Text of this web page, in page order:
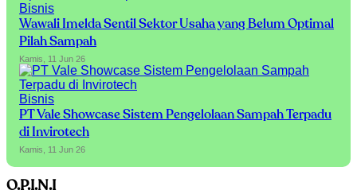
Bisnis
Wawali Imelda Sentil Sektor Usaha yang Belum Optimal
Pilah Sampah
Kamis, 11 Jun 26
Bisnis
PT Vale Showcase Sistem Pengelolaan Sampah Terpadu
di Invirotech
Kamis, 11 Jun 26
O.P.I.N.I